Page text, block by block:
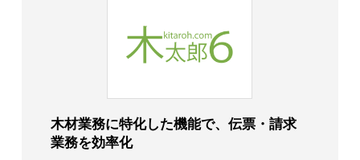
木材業務に特化した機能で、伝票・請求
業務を効率化